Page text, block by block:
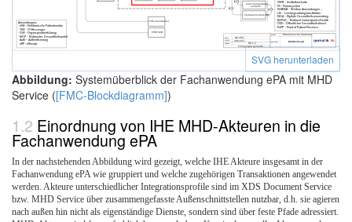
SVG herunterladen
Abbildung: Systemüberblick der Fachanwendung ePA mit MHD
Service ([FMC-Blockdiagramm])
Einordnung von IHE MHD-Akteuren in die
Fachanwendung ePA
In der nachstehenden Abbildung wird gezeigt, welche IHE Akteure insgesamt in der
Fachanwendung ePA wie gruppiert und welche zugehörigen Transaktionen angewendet
werden. Akteure unterschiedlicher Integrationsprofile sind im XDS Document Service
bzw. MHD Service über zusammengefasste Außenschnittstellen nutzbar, d.h. sie agieren
nach außen hin nicht als eigenständige Dienste, sondern sind über feste Pfade adressiert.